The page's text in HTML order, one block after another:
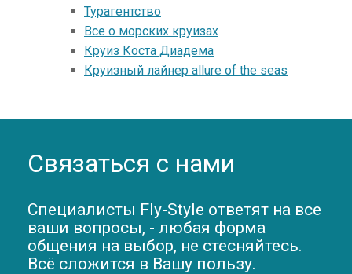
Турагентство
Все о морских круизах
Круиз Коста Диадема
Круизный лайнер allure of the seas
Связаться с нами
Специалисты Fly-Style ответят на все
ваши вопросы, - любая форма
общения на выбор, не стесняйтесь.
Всё сложится в Вашу пользу.